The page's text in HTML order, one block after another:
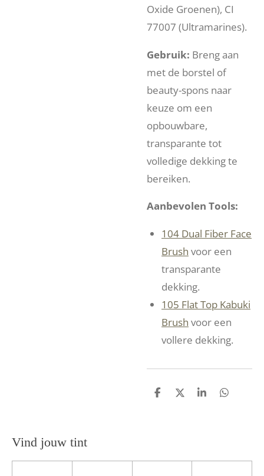
Oxide Groenen), CI
77007 (Ultramarines).
Gebruik: Breng aan
met de borstel of
beauty-spons naar
keuze om een
opbouwbare,
transparante tot
volledige dekking te
bereiken.
Aanbevolen Tools:
104 Dual Fiber Face
Brush voor een
transparante
dekking.
105 Flat Top Kabuki
Brush voor een
vollere dekking.
D
D
S
D
Vind jouw tint